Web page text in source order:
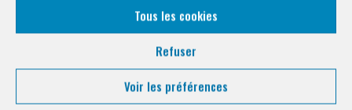
Tous les cookies
Refuser
Voir les préférences